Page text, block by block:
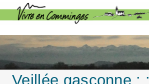
Veillée gasconne : :